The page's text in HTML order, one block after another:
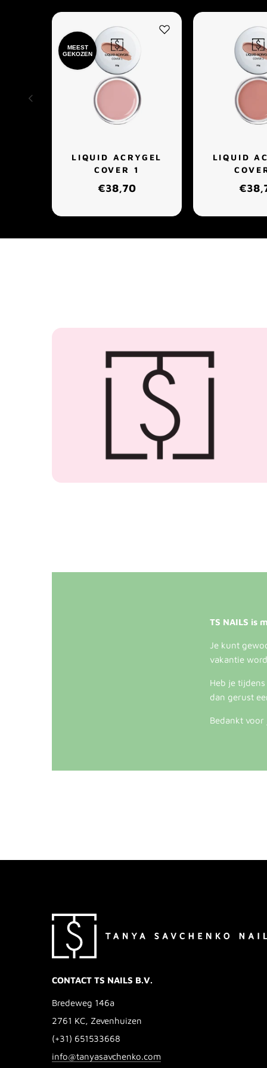
MEEST
GEKOZEN
LIQUID ACRYGEL
COVER 1
€38,70
LIQUID
TS NAILS is
Je kunt
vakantie
Heb je
dan gerust
Bedankt
CONTACT TS NAILS B.V.
Bredeweg 146a
2761 KC, Zevenhuizen
(+31) 651533668
info@tanyasavchenko.com